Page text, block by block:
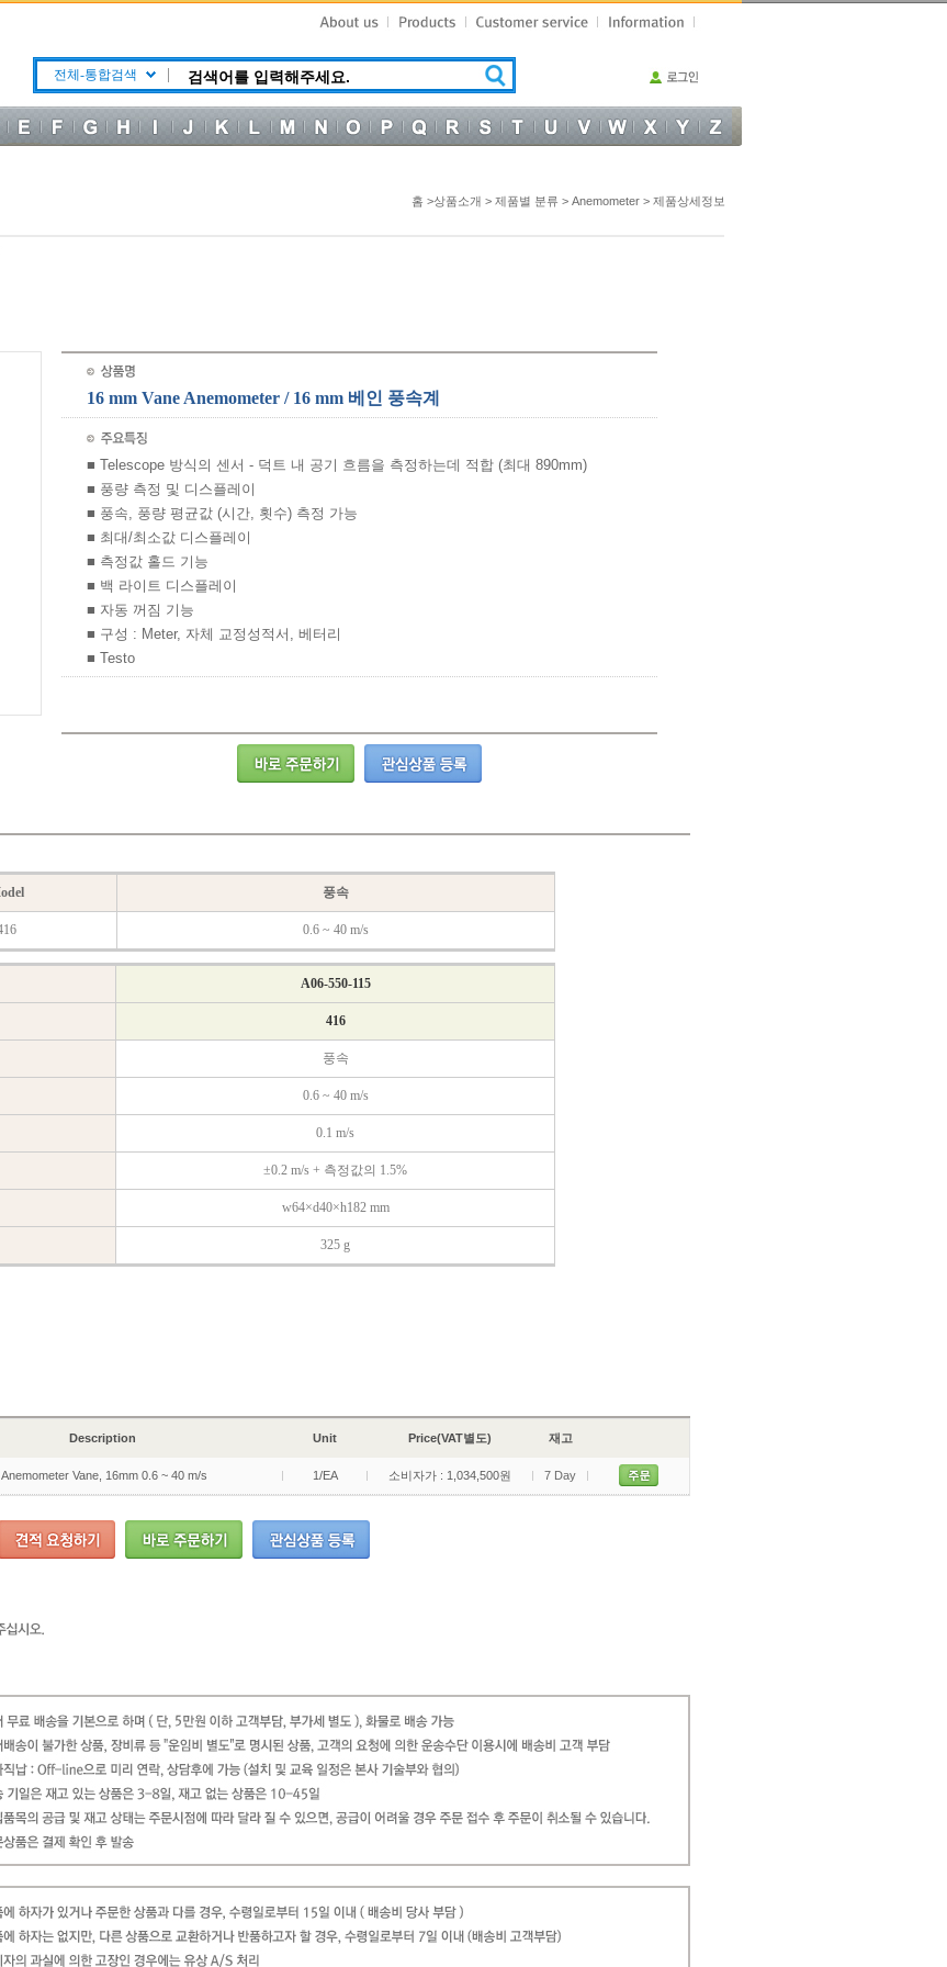
전체-통합검색
홈 >상품소개 > 제품별 분류 > Anemometer > 제품상세정보
16 mm Vane Anemometer / 16 mm 베인 풍속계
■ Telescope 방식의 센서 - 덕트 내 공기 흐름을 측정하는데 적합 (최대 890mm)
■ 풍량 측정 및 디스플레이
■ 풍속, 풍량 평균값 (시간, 횟수) 측정 가능
■ 최대/최소값 디스플레이
■ 측정값 홀드 기능
■ 백 라이트 디스플레이
■ 자동 꺼짐 기능
■ 구성 : Meter, 자체 교정성적서, 베터리
■ Testo
Description Unit Price(VAT별도) 재고
Anemometer Vane, 16mm 0.6 ~ 40 m/s 1/EA 소비자가 : 1,034,500원 7 Day